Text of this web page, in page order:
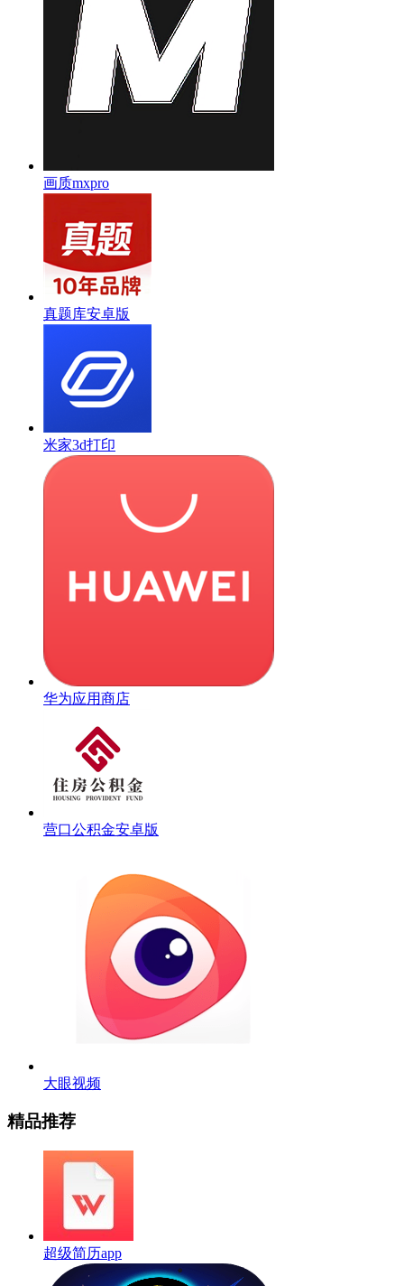
画质mxpro
真题库安卓版
米家3d打印
华为应用商店
营口公积金安卓版
大眼视频
精品推荐
超级简历app